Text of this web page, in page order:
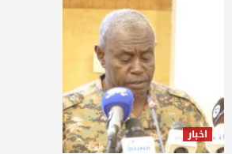
اخبار